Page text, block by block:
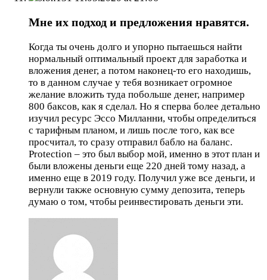
Мне их подход и предложения нравятся.
Когда ты очень долго и упорно пытаешься найти
нормальный оптимальный проект для заработка и
вложения денег, а потом наконец-то его находишь,
то в данном случае у тебя возникает огромное
желание вложить туда побольше денег, например
800 баксов, как я сделал. Но я сперва более детально
изучил ресурс Эссо Милланни, чтобы определиться
с тарифным планом, и лишь после того, как все
просчитал, то сразу отправил бабло на баланс.
Protection – это был выбор мой, именно в этот план и
были вложены деньги еще 220 дней тому назад, а
именно еще в 2019 году. Получил уже все деньги, и
вернули также основную сумму депозита, теперь
думаю о том, чтобы реинвестировать деньги эти.